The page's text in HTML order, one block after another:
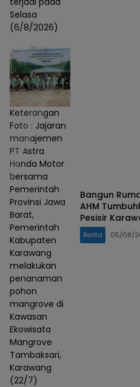
Selasa
(6/8/2026)
Keterangan
Foto : Jajaran
manajemen
PT Astra
Honda Motor
bersama
Pemerintah
Provinsi Jawa
Barat,
Pemerintah
Kabupaten
Karawang
melakukan
penanaman
pohon
mangrove di
Kawasan
Ekowisata
Mangrove
Tambaksari,
Karawang
(22/7)
Bangun
AHM
Pesisir
Berita 05/08/